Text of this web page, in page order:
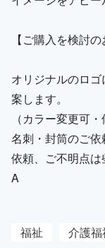
【ご購入を検討の
オリジナルのロ
案します。
（カラー変更可
名刺・封筒のご
依頼、ご不明点は
A
福祉 介護福